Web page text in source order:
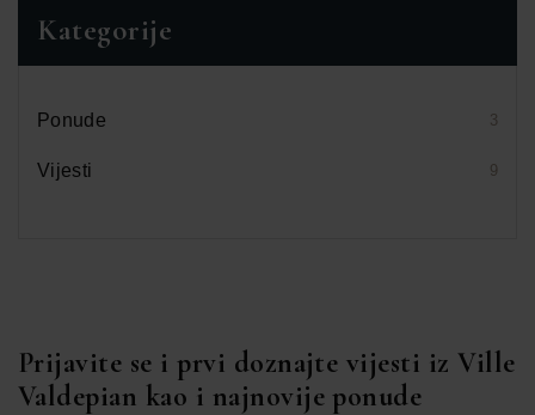
Kategorije
Ponude 3
Vijesti 9
Prijavite se i prvi doznajte vijesti iz Ville
Valdepian kao i najnovije ponude